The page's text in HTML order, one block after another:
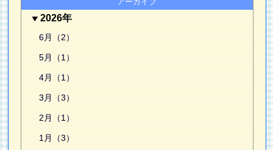
2026年
6月（2）
5月（1）
4月（1）
3月（3）
2月（1）
1月（3）